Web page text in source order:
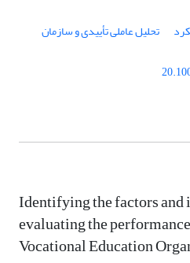
تحلیل عاملی تأییدی و سازمان
Identifying the factors
evaluating the
Vocational Education